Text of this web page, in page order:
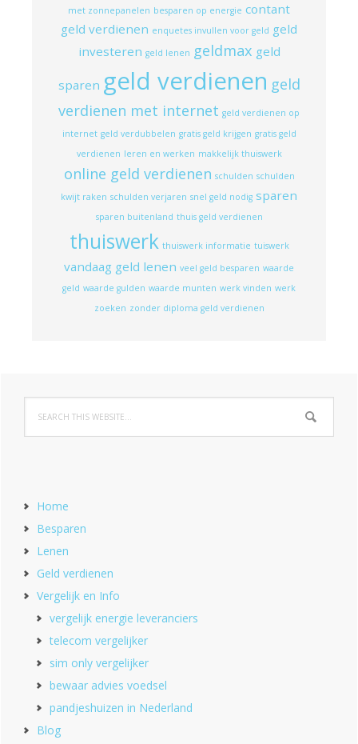
met zonnepanelen besparen op energie contant
geld verdienen enquetes invullen voor geld geld
investeren geld lenen geldmax geld
sparen geld verdienen geld
verdienen met internet geld verdienen op
internet geld verdubbelen gratis geld krijgen gratis geld
verdienen leren en werken makkelijk thuiswerk
online geld verdienen schulden schulden
kwijt raken schulden verjaren snel geld nodig sparen
sparen buitenland thuis geld verdienen
thuiswerk thuiswerk informatie tuiswerk
vandaag geld lenen veel geld besparen waarde
geld waarde gulden waarde munten werk vinden werk
zoeken zonder diploma geld verdienen
Home
Besparen
Lenen
Geld verdienen
Vergelijk en Info
vergelijk energie leveranciers
telecom vergelijker
sim only vergelijker
bewaar advies voedsel
pandjeshuizen in Nederland
Blog